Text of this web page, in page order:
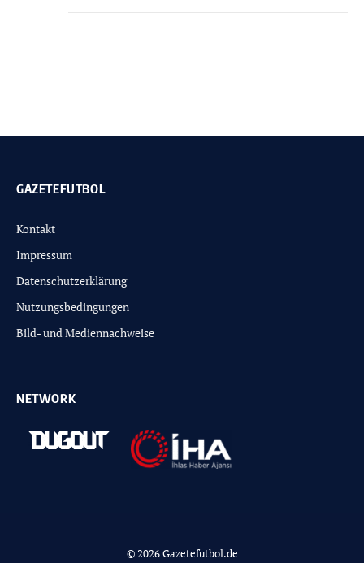
GAZETEFUTBOL
Kontakt
Impressum
Datenschutzerklärung
Nutzungsbedingungen
Bild- und Mediennachweise
NETWORK
© 2026 Gazetefutbol.de